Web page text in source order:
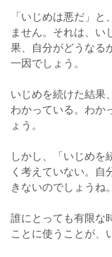
「いじめは悪だ」
ません。それは、い
果、自分がどうなる
一因でしょう。
いじめを続けた結果
わかっている。わか
ょう。
しかし、「いじめを
く考えていない。自
きないのでしょうね。
誰にとっても有限な
ことに使うことが、